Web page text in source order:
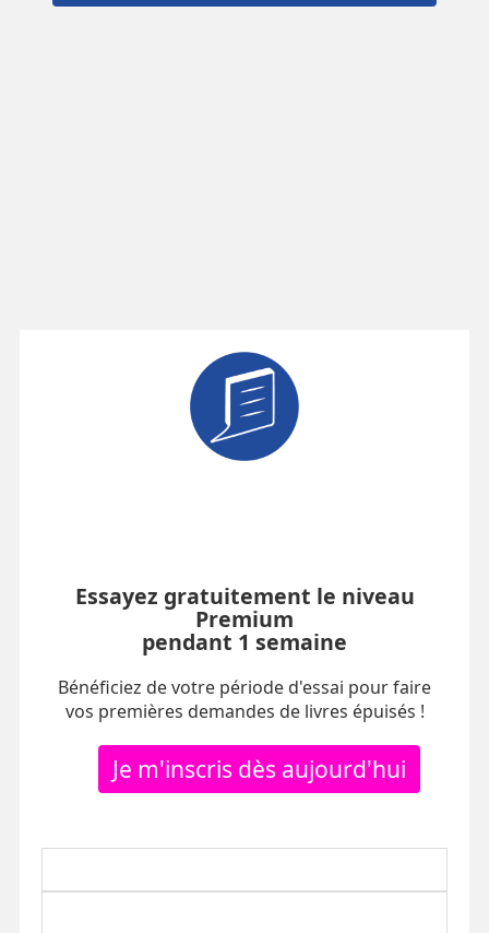
Essayez gratuitement le niveau
Premium
pendant 1 semaine
Bénéficiez de votre période d'essai pour faire
vos premières demandes de livres épuisés !
Je m'inscris dès aujourd'hui